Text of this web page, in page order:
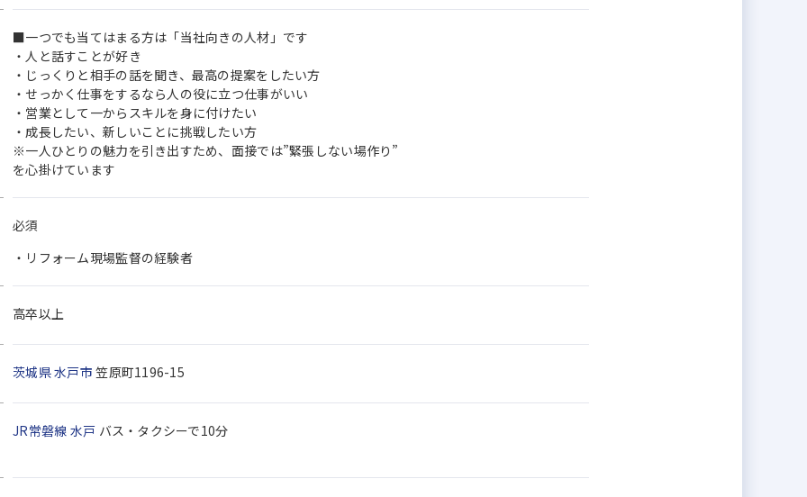
■一つでも当てはまる方は「当社向きの人材」です
・人と話すことが好き
・じっくりと相手の話を聞き、最高の提案をしたい方
・せっかく仕事をするなら人の役に立つ仕事がいい
・営業として一からスキルを身に付けたい
・成長したい、新しいことに挑戦したい方
※一人ひとりの魅力を引き出すため、面接では”緊張しない場作り”
を心掛けています
必須
・リフォーム現場監督の経験者
高卒以上
茨城県水戸市 笠原町1196-15
JR常磐線 水戸 バス・タクシーで10分